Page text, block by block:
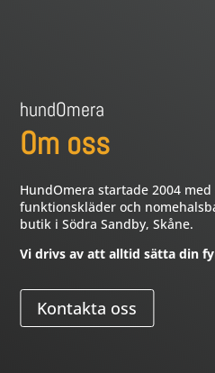
hundOmera
Om oss
HundOmera startade 2004
funktionskläder och
butik i Södra Sandby, Skåne.
Vi drivs av att alltid sätta din
Kontakta oss